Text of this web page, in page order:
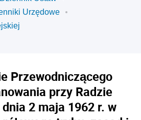
Urzędowe
Przewodniczącego
przy Radzie
2 maja 1962 r. w